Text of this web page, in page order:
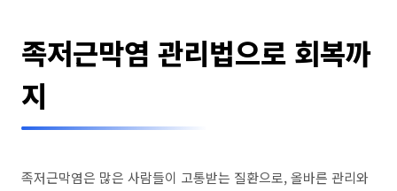
족저근막염 관리법으로 회복까
지
족저근막염은 많은 사람들이 고통받는 질환으로, 올바른 관리와